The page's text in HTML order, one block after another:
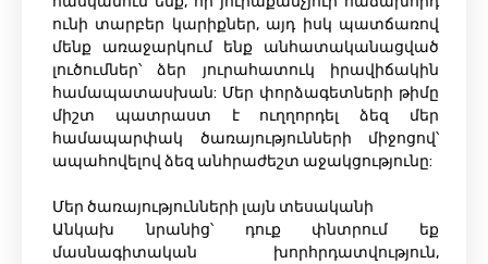
ունի տարբեր կարիքներ, այդ իսկ պատճառով
մենք առաջարկում ենք անհատականացված
լուծումներ՝ ձեր յուրահատուկ իրավիճակին
համապատասխան: Մեր փորձագետների թիմը
միշտ պատրաստ է ուղղորդել ձեզ մեր
համապարփակ ծառայությունների միջոցով՝
ապահովելով ձեզ անհրաժեշտ աջակցությունը:
Մեր ծառայությունների լայն տեսականի
Անկախ նրանից՝ դուք փնտրում եք
մասնագիտական ​​խորհրդատվություն,